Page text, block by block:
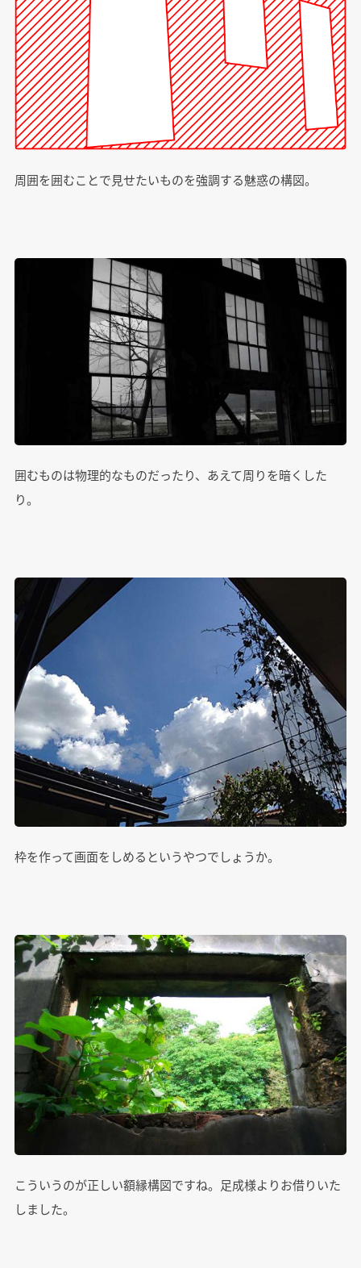
周囲を囲むことで見せたいものを強調する魅惑の構図。
囲むものは物理的なものだったり、あえて周りを暗くした
り。
枠を作って画面をしめるというやつでしょうか。
こういうのが正しい額縁構図ですね。足成様よりお借りいた
しました。